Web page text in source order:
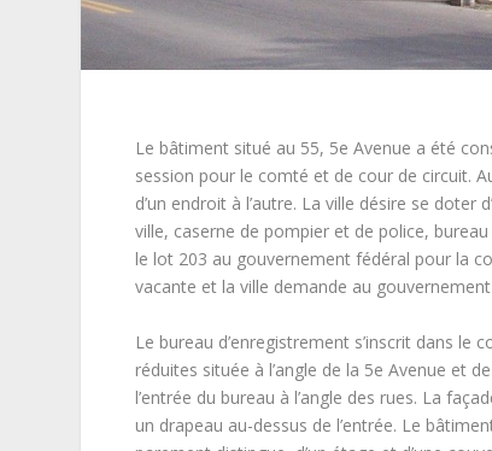
Le bâtiment situé au 55, 5e Avenue a été
session pour le comté et de cour de circuit.
d’un endroit à l’autre. La ville désire se
ville, caserne de pompier et de police,
le lot 203 au gouvernement fédéral pour la
vacante et la ville demande au
Le bureau d’enregistrement s’inscrit dans
réduites située à l’angle de la 5e Avenue et
l’entrée du bureau à l’angle des rues. La
un drapeau au-dessus de l’entrée. Le